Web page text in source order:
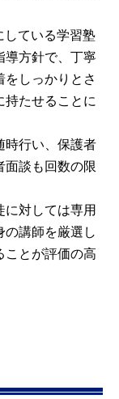
している学習塾
導方針で、丁寧
しっかりとさ
持たせることに
時行い、保護者
面談も回数の限
に対しては専用
の講師を厳選し
ことが評価の高